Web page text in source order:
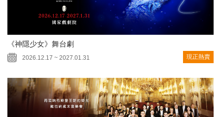
《神隱少女》舞台劇
2026.12.17 ~ 2027.01.31 現正熱賣